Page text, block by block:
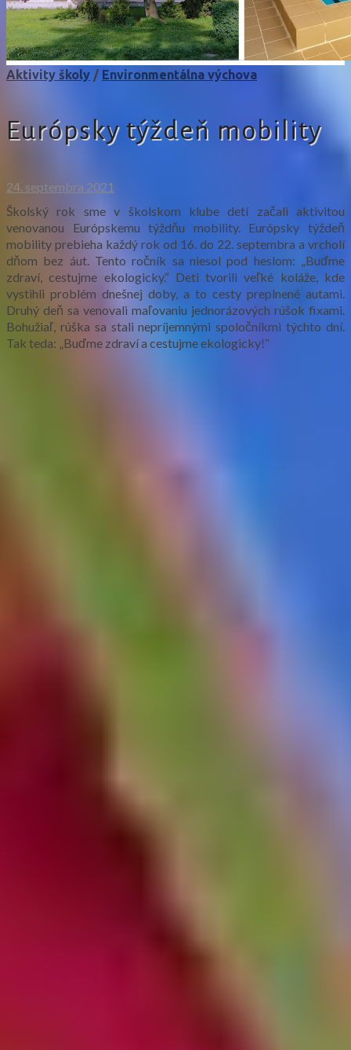
Aktivity školy / Environmentálna výchova
Európsky týždeň mobility
24. septembra 2021
Školský rok sme v školskom klube detí začali aktivitou
venovanou Európskemu týždňu mobility. Európsky týždeň
mobility prebieha každý rok od 16. do 22. septembra a vrcholí
dňom bez áut. Tento ročník sa niesol pod heslom: „Buďme
zdraví, cestujme ekologicky.“ Deti tvorili veľké koláže, kde
vystihli problém dnešnej doby, a to cesty preplnené autami.
Druhý deň sa venovali maľovaniu jednorázových rúšok fixami.
Bohužiaľ, rúška sa stali nepríjemnými spoločníkmi týchto dní.
Tak teda: „Buďme zdraví a cestujme ekologicky!“